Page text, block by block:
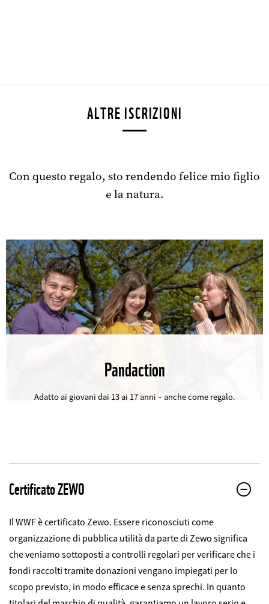
ALTRE ISCRIZIONI
Con questo regalo, sto rendendo felice mio figlio
e la natura.
Pandaction
Adatto ai giovani dai 13 ai 17 anni – anche come regalo.
Certificato ZEWO
Il WWF è certificato Zewo. Essere riconosciuti come
organizzazione di pubblica utilità da parte di Zewo significa
che veniamo sottoposti a controlli regolari per verificare che i
fondi raccolti tramite donazioni vengano impiegati per lo
scopo previsto, in modo efficace e senza sprechi. In quanto